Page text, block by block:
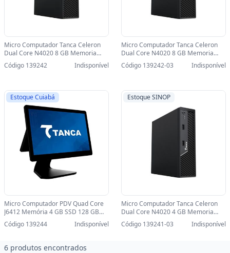
Micro Computador Tanca Celeron
Dual Core N4020 8 GB Memoria
SSD 120GB TC-8280S Mini-PC - TC-
8280S
Código 139242 Indisponível
Micro Computador Tanca Celeron
Dual Core N4020 8 GB Memoria
SSD 120GB TC-8280S Mini-PC-
SINOP-03 - TC-8280S
Código 139242-03 Indisponível
Estoque Cuiabá
Micro Computador PDV Quad Core
J6412 Memória 4 GB SSD 128 GB
Tela de 15 Pol Touch + 10 Pol Tanca -
TPT-850 - TPT-850
Código 139244 Indisponível
Estoque SINOP
Micro Computador Tanca Celeron
Dual Core N4020 4 GB Memoria
SSD 120GB TC-8240S Mini-PC-
SINOP-03 - TC-8240S
Código 139241-03 Indisponível
6 produtos encontrados